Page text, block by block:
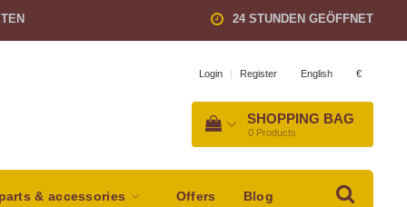
24 STUNDEN GEÖFFNET
Login | Register English €
SHOPPING BAG
0 Products
& accessories Offers Blog